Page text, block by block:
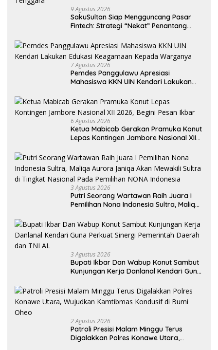
9 Agustus 2026
SakuSultan Siap Mengguncang Pasar
Fintech: Strategi “Nekat” Penantang
Tenggara
7 Agustus 2026
Pemdes Panggulawu Apresiasi
Mahasiswa KKN UIN Kendari Lakukan
6 Agustus 2026
Ketua Mabicab Gerakan Pramuka Konut
Lepas Kontingen Jambore Nasional XII
3 Agustus 2026
Putri Seorang Wartawan ‎Raih Juara I
Pemilihan Nona Indonesia Sultra, Maliqa
Tingkat Nasional Pada Pemilihan NONA
Indonesia
3 Agustus 2026
Bupati Ikbar Dan Wabup Konut Sambut
Kunjungan Kerja Danlanal Kendari Guna
TNI AL
2 Agustus 2026
Patroli Presisi Malam Minggu Terus
Digalakkan Polres Konawe Utara,